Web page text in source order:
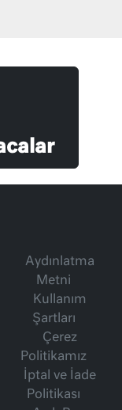
Aydınlatma
Metni
Kullanım
Şartları
Çerez
Politikamız
İptal ve İade
Politikası